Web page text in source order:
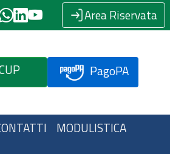
Area Riservata
PagoPA
MODULISTICA